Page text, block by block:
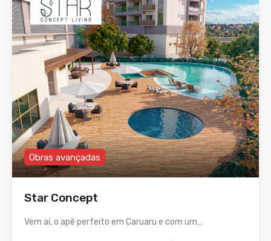
Obras avançadas
Star Concept
Vem aí, o apê perfeito em Caruaru e com um…